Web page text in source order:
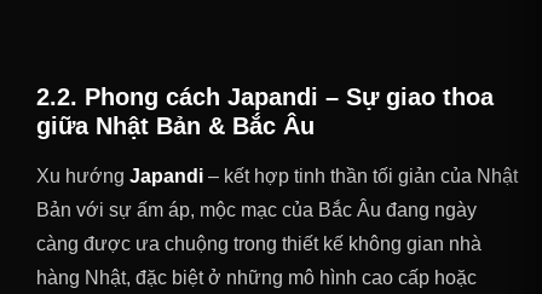
2.2. Phong cách Japandi – Sự giao thoa
giữa Nhật Bản & Bắc Âu
Xu hướng Japandi – kết hợp tinh thần tối giản của Nhật
Bản với sự ấm áp, mộc mạc của Bắc Âu đang ngày
càng được ưa chuộng trong thiết kế không gian nhà
hàng Nhật, đặc biệt ở những mô hình cao cấp hoặc